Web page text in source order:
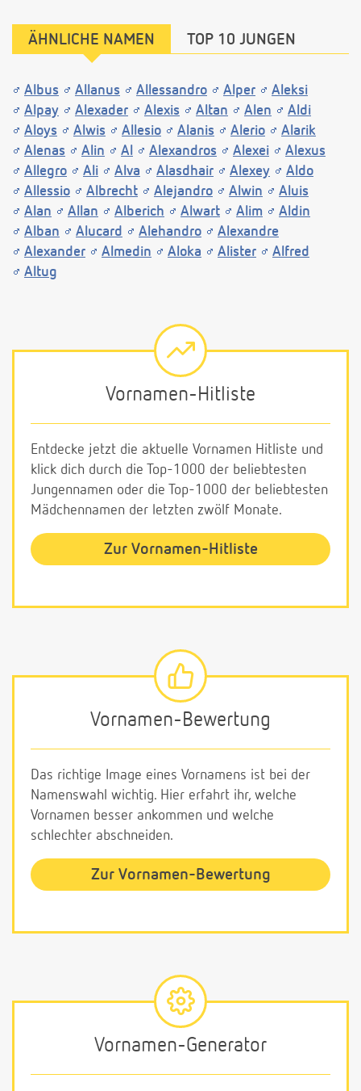
ÄHNLICHE NAMEN TOP 10 JUNGEN
Albus Allanus Allessandro Alper
Aleksi
Alpay
Alexader Alexis Altan Alen
Aldi
Aloys
Alwis Allesio Alanis Alerio
Alarik
Alenas
Alin Al Alexandros Alexei
Alexus
Allegro
Ali Alva Alasdhair Alexey
Aldo
Allessio
Albrecht Alejandro Alwin
Aluis
Alan
Allan Alberich Alwart Alim
Aldin
Alban
Alucard Alehandro
Alexandre
Alexander
Almedin Aloka Alister
Alfred
Altug
Vornamen-Hitliste
Entdecke jetzt die aktuelle Vornamen Hitliste und
klick dich durch die Top-1000 der beliebtesten
Jungennamen oder die Top-1000 der beliebtesten
Mädchennamen der letzten zwölf Monate.
Zur Vornamen-Hitliste
Vornamen-Bewertung
Das richtige Image eines Vornamens ist bei der
Namenswahl wichtig. Hier erfahrt ihr, welche
Vornamen besser ankommen und welche
schlechter abschneiden.
Zur Vornamen-Bewertung
Vornamen-Generator